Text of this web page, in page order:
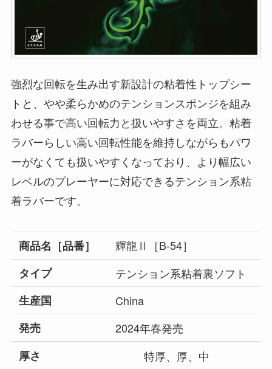
強烈な回転を生み出す新設計の粘着性トップシー
トと、やや柔らかめのテンションスポンジを組み
わせる事で高い回転力と扱いやすさを両立。粘着
ラバーらしい高い回転性能を維持しながらもパワ
ーがなくても扱いやすくなっており、より幅広い
レベルのプレーヤーに対応できるテンション系粘
着ラバーです。
商品名［品番］
輝龍Ⅱ［B-54］
タイプ
テンション系粘着裏ソフト
生産国
China
発売
2024年春発売
厚さ
特厚、厚、中